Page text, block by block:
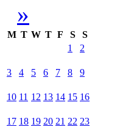
»
M T W T F S
S
1
2
3 4 5 6 7 8 9
10 11 12 13 14 15 16
17 18 19 20 21 22 23